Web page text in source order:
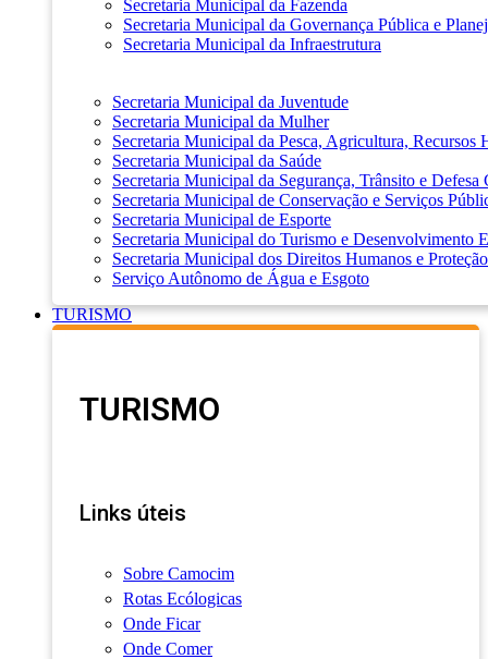
Secretaria Municipal da Fazenda
Secretaria Municipal da Governança Pública e
Secretaria Municipal da Infraestrutura
Secretaria Municipal da Juventude
Secretaria Municipal da Mulher
Secretaria Municipal da Pesca, Agricultura, Recursos
Secretaria Municipal da Saúde
Secretaria Municipal da Segurança, Trânsito e Defesa
Secretaria Municipal de Conservação e Serviços
Secretaria Municipal de Esporte
Secretaria Municipal do Turismo e Desenvolvimento
Secretaria Municipal dos Direitos Humanos e
Serviço Autônomo de Água e Esgoto
TURISMO
TURISMO
Links úteis
Sobre Camocim
Rotas Ecólogicas
Onde Ficar
Onde Comer